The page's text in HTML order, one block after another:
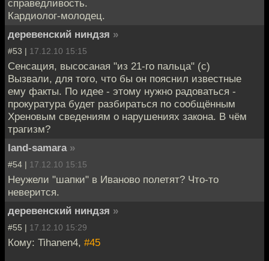
справедливость.
Кардиолог-молодец.
деревенский ниндзя »
#53 | 17.12.10 15:15
Сенсация, высосаная "из 21-го пальца" (с)
Вызвали, для того, что бы он пояснил известные
ему факты. По идее - этому нужно радоваться -
прокуратура будет разбираться по сообщённым
Хреновым сведениям о нарушениях закона. В чём
трагизм?
land-samara »
#54 | 17.12.10 15:15
Неужели "шапки" в Иваново полетят? Что-то
неверится.
деревенский ниндзя »
#55 | 17.12.10 15:29
Кому: Tihanen4, #45